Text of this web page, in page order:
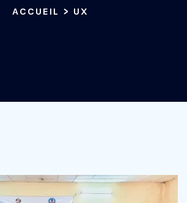
ACCUEIL > UX